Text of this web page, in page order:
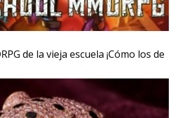
de la vieja escuela ¡Cómo los de